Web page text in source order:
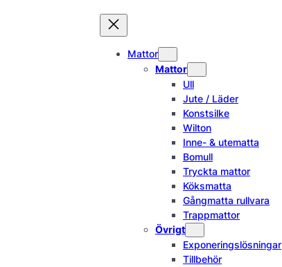
Mattor
Mattor
Ull
Jute / Läder
Konstsilke
Wilton
Inne- & utematta
Bomull
Tryckta mattor
Köksmatta
Gångmatta rullvara
Trappmattor
Övrigt
Exponeringslösningar
Tillbehör